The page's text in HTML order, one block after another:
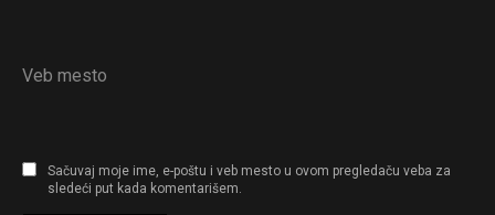
Veb mesto
Sačuvaj moje ime, e-poštu i veb mesto u ovom pregledaču veba za
sledeći put kada komentarišem.